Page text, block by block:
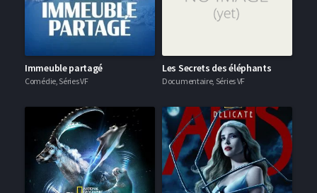
Immeuble partagé
Comédie, Séries VF
Les Secrets des éléphants
Documentaire, Séries VF